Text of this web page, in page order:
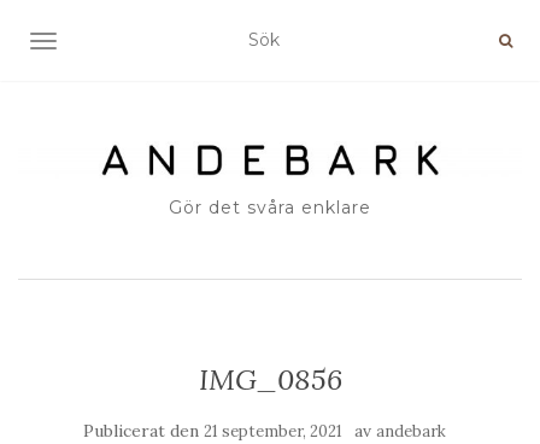
SLÅ PÅ/AV NAVIGERING
Gör det svåra enklare
IMG_0856
Publicerat den 21 september, 2021 av andebark